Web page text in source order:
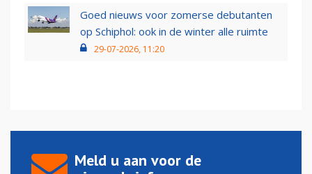
Goed nieuws voor zomerse debutanten
op Schiphol: ook in de winter alle ruimte
29-07-2026, 11:20
Meld u aan voor de